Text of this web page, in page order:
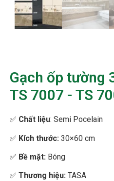
Gạch ốp tường
TS 7007 - TS
✅ Chất liệu: Semi Pocelain
✅ Kích thước: 30×60 cm
✅ Bề mặt: Bóng
✅ Thương hiệu: TASA